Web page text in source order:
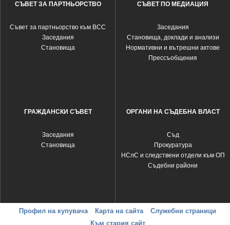
СЪВЕТ ЗА ПАРТНЬОРСТВО
Съвет за партньорство към ВСС
Заседания
Становища
СЪВЕТ ПО МЕДИАЦИЯ
Заседания
Становища, доклади и анализи
Нормативни и вътрешни актове
Прессъобщения
ГРАЖДАНСКИ СЪВЕТ
Заседания
Становища
ОРГАНИ НА СЪДЕБНА ВЛАСТ
Съд
Прокуратура
НСлС и следствени отдели към ОП
Съдебни райони
Профил на купувача Карта на сайта
Служебни страници
Към стария сайт